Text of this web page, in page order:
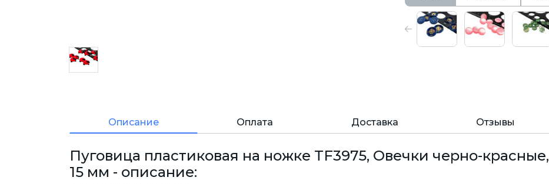
Описание Оплата Доставка Отзывы
Пуговица пластиковая на ножке TF3975, Овечки черно-красные,
15 мм - описание: